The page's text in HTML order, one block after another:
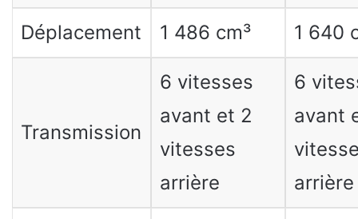
Déplacement 1 486 cm³ 1 640
Transmission
6 vitesses
avant et 2
vitesses
arrière
6
avant
arrière